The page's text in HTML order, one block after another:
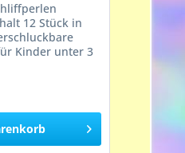
12 Stück in
Kinder unter 3